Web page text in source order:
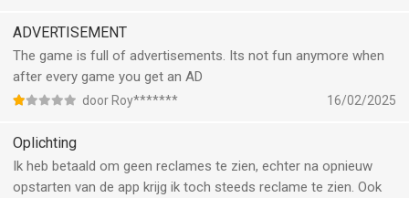
ADVERTISEMENT
The game is full of advertisements. Its not fun anymore when
after every game you get an AD
door Roy******* 16/02/2025
Oplichting
Ik heb betaald om geen reclames te zien, echter na opnieuw
opstarten van de app krijg ik toch steeds reclame te zien. Ook